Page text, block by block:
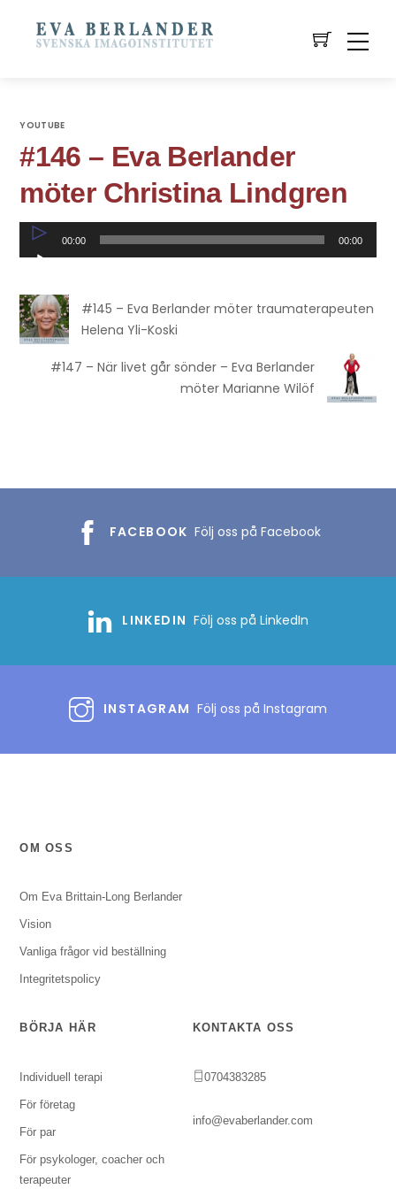
YOUTUBE
#146 – Eva Berlander
möter Christina Lindgren
Ljudspelare
00:00 00:00
#145 – Eva Berlander möter traumaterapeuten
Helena Yli-Koski
#147 – När livet går sönder – Eva Berlander
möter Marianne Wilöf
FACEBOOK Följ oss på Facebook
LINKEDIN Följ oss på LinkedIn
INSTAGRAM Följ oss på Instagram
OM OSS
Om Eva Brittain-Long Berlander
Vision
Vanliga frågor vid beställning
Integritetspolicy
BÖRJA HÄR
Individuell terapi
För företag
För par
För psykologer, coacher och
terapeuter
KONTAKTA OSS
0704383285
info@evaberlander.com